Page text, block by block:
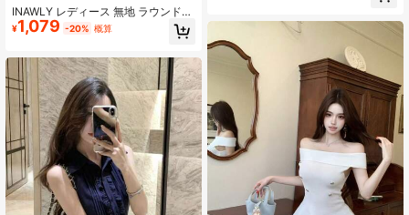
INAWLY レディース 無地 ラウンドネ
ック サイドスリット ヘム カジュア
ル キャミソールドレス
¥1,079 -20% 概算